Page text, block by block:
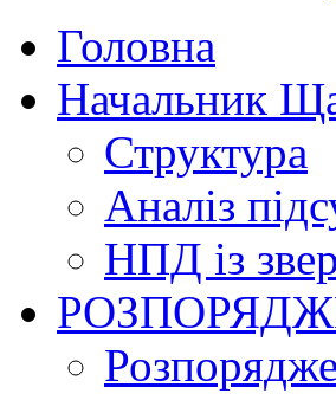
Головна
Начальник
Структура
Аналіз
НПД із